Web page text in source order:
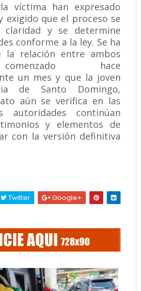
víctima han expresado
exigido que el proceso se
claridad y se determine
conforme a la ley. Se ha
la relación entre ambos
hace
un mes y que la joven
de Santo Domingo,
aún se verifica en las
autoridades continúan
y elementos de
con la versión definitiva
Twitter Google+